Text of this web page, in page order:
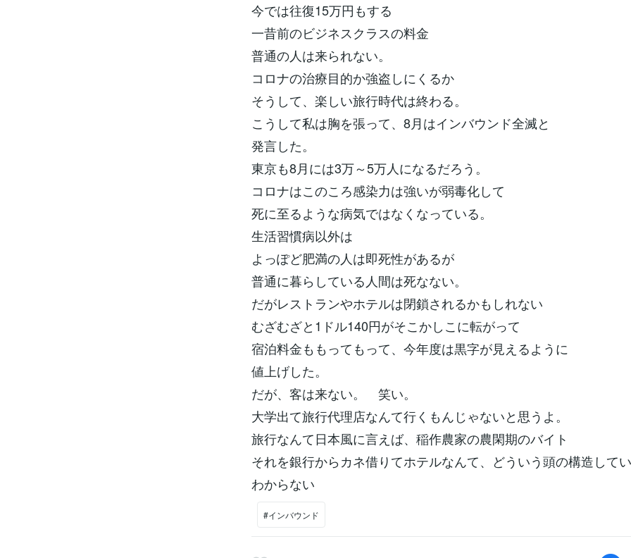
今では往復15万円もする
一昔前のビジネスクラスの料金
普通の人は来られない。
コロナの治療目的か強盗しにくるか
そうして、楽しい旅行時代は終わる。
こうして私は胸を張って、8月はインバウンド全滅と
発言した。
東京も8月には3万～5万人になるだろう。
コロナはこのころ感染力は強いが弱毒化して
死に至るような病気ではなくなっている。
生活習慣病以外は
よっぽど肥満の人は即死性があるが
普通に暮らしている人間は死なない。
だがレストランやホテルは閉鎖されるかもしれない
むざむざと1ドル140円がそこかしこに転がって
宿泊料金ももってもって、今年度は黒字が見えるように
値上げした。
だが、客は来ない。 笑い。
大学出て旅行代理店なんて行くもんじゃないと思うよ。
旅行なんて日本風に言えば、稲作農家の農閑期のバイト
それを銀行からカネ借りてホテルなんて、どういう頭の構造して
わからない
#インバウンド